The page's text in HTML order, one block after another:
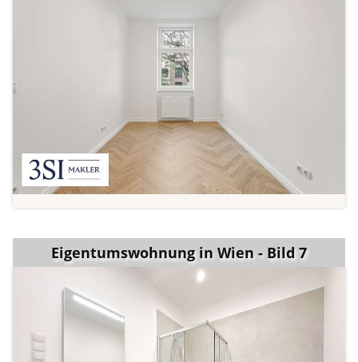
Eigentumswohnung in Wien - Bild 7